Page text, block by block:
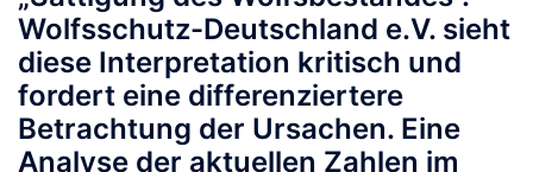
Wolfsschutz-Deutschland e.V. sieht
diese Interpretation kritisch und
fordert eine differenziertere
Betrachtung der Ursachen. Eine
Analyse der aktuellen Zahlen im